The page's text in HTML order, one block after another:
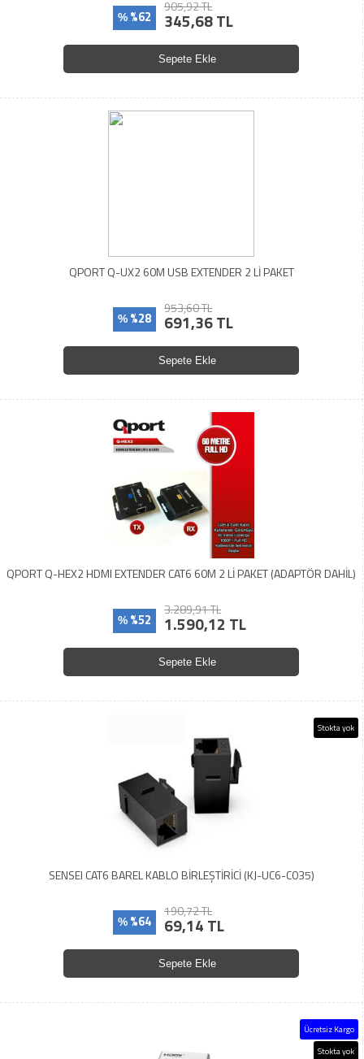
% %62
905,92 TL
345,68 TL
Sepete Ekle
QPORT Q-UX2 60M USB EXTENDER 2 Lİ PAKET
% %28
953,60 TL
691,36 TL
Sepete Ekle
QPORT Q-HEX2 HDMI EXTENDER CAT6 60M 2 Lİ PAKET (ADAPTÖR DAHİL)
% %52
3.289,91 TL
1.590,12 TL
Sepete Ekle
Stokta yok
SENSEI CAT6 BAREL KABLO BİRLEŞTİRİCİ (KJ-UC6-C035)
% %64
190,72 TL
69,14 TL
Sepete Ekle
Ücretsiz Kargo
Stokta yok